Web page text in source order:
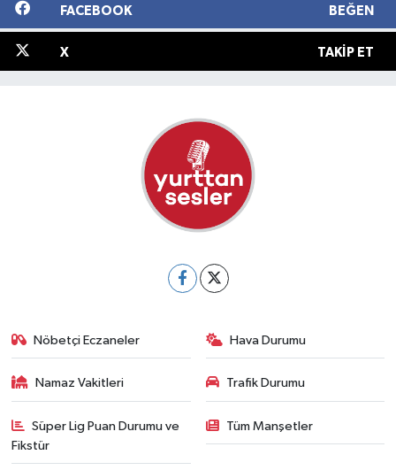
FACEBOOK BEĞEN
X TAKIP ET
Nöbetçi Eczaneler Hava Durumu
Namaz Vakitleri Trafik Durumu
Süper Lig Puan Durumu ve
Fikstür
Tüm Manşetler